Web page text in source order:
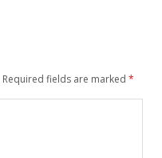
Required fields are marked *